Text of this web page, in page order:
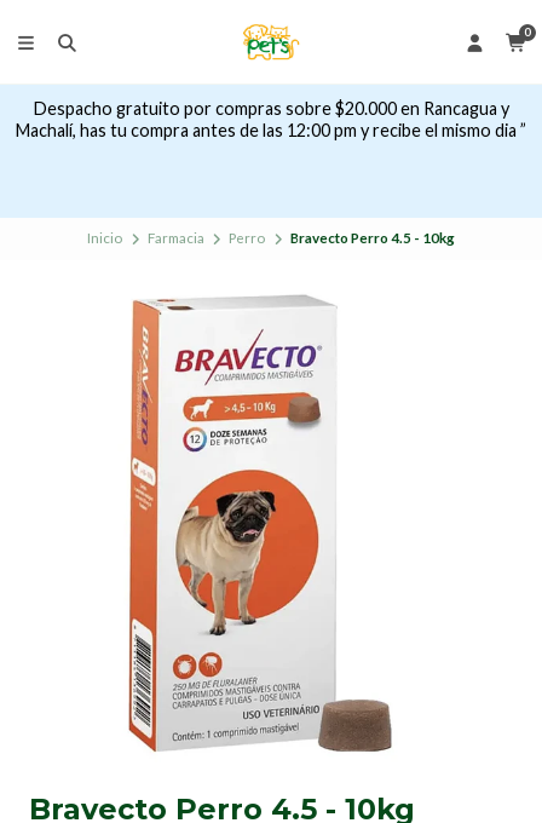
0
Despacho gratuito por compras sobre $20.000 en Rancagua y
Machalí, has tu compra antes de las 12:00 pm y recibe el mismo dia ”
Inicio Farmacia Perro Bravecto Perro 4.5 - 10kg
Bravecto Perro 4.5 - 10kg